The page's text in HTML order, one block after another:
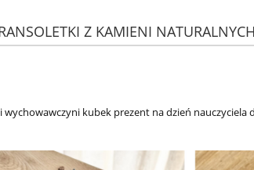
Z KAMIENI NATURALNYCH
wychowawczyni kubek prezent na dzień